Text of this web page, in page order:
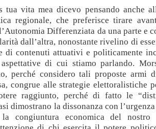
tua vita mea dicevo pensando anche
regionale, che preferisce tirare
Differenziata da una parte e
dall’altra, nonostante rivelino di
di contenuti attuativi e politicamente
di cui stiamo parlando.
perché considero tali proposte armi
congrue alle strategie elettoralistiche
raggiunto, perché di fatto le
dimostrano la dissonanza con
congiuntura economica del nostro